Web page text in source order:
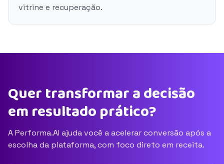
vitrine e recuperação.
Quer transformar a decisão
em resultado prático?
A Performa.AI ajuda você a acelerar conversão após a
escolha da plataforma, com foco direto em receita.